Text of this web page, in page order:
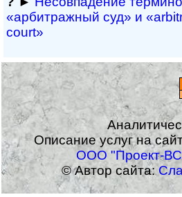
«арбитражный суд» и
court»
Описание услуг на
ООО "Проект-
© Автор сайта: